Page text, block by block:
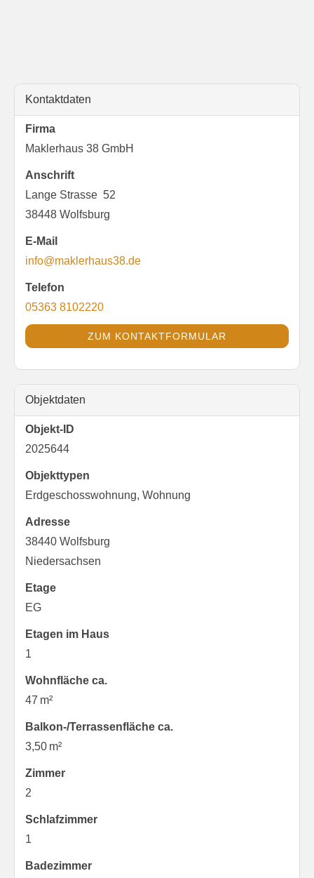
Kontaktdaten
Firma
Maklerhaus 38 GmbH
Anschrift
Lange Strasse 52
38448 Wolfsburg
E-Mail
info@maklerhaus38.de
Telefon
05363 8102220
ZUM KONTAKTFORMULAR
Objektdaten
Objekt-ID
2025644
Objekttypen
Erdgeschosswohnung, Wohnung
Adresse
38440 Wolfsburg
Niedersachsen
Etage
EG
Etagen im Haus
1
Wohnfläche ca.
47 m²
Balkon-/Terrassen­fläche ca.
3,50 m²
Zimmer
2
Schlafzimmer
1
Badezimmer